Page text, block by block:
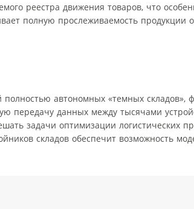
реестра движения товаров, что
полную прослеживаемость продукции
автономных «темных
передачу данных между тысячами
задачи оптимизации логистических
складов обеспечит возможность